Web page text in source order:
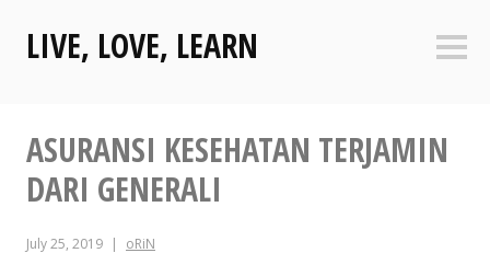
contentLIVE, LOVE, LEARN
ASURANSI KESEHATAN TERJAMIN
DARI GENERALI
July 25, 2019 oRiN